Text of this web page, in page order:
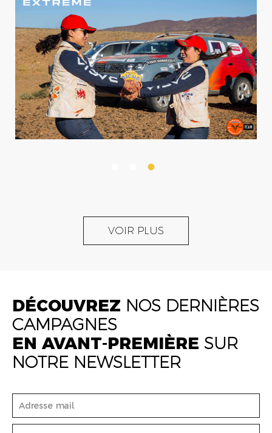
VOIR PLUS
DÉCOUVREZ NOS DERNIÈRES
CAMPAGNES
EN AVANT-PREMIÈRE SUR
NOTRE NEWSLETTER